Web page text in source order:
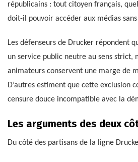
républicains : tout citoyen français,
doit-il pouvoir accéder aux médias
Les défenseurs de Drucker répondent
un service public neutre au sens strict,
animateurs conservent une marge de
D’autres estiment que cette exclusion
censure douce incompatible avec la
Les arguments des deux
Du côté des partisans de la ligne